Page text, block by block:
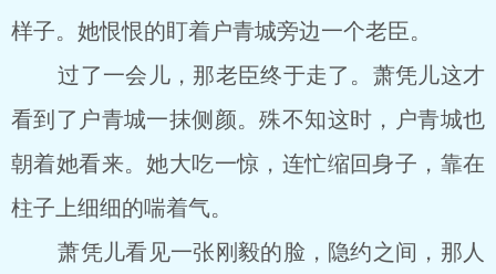
样子。她恨恨的盯着户青城旁边一个老臣。
过了一会儿，那老臣终于走了。萧凭儿这才
看到了户青城一抹侧颜。殊不知这时，户青城也
朝着她看来。她大吃一惊，连忙缩回身子，靠在
柱子上细细的喘着气。
萧凭儿看见一张刚毅的脸，隐约之间，那人